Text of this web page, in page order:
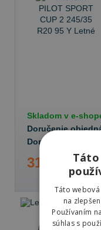
Skladom v e-
Doručenie
Doručenie
312,20 €
Táto
na
Používaním
súhlas s